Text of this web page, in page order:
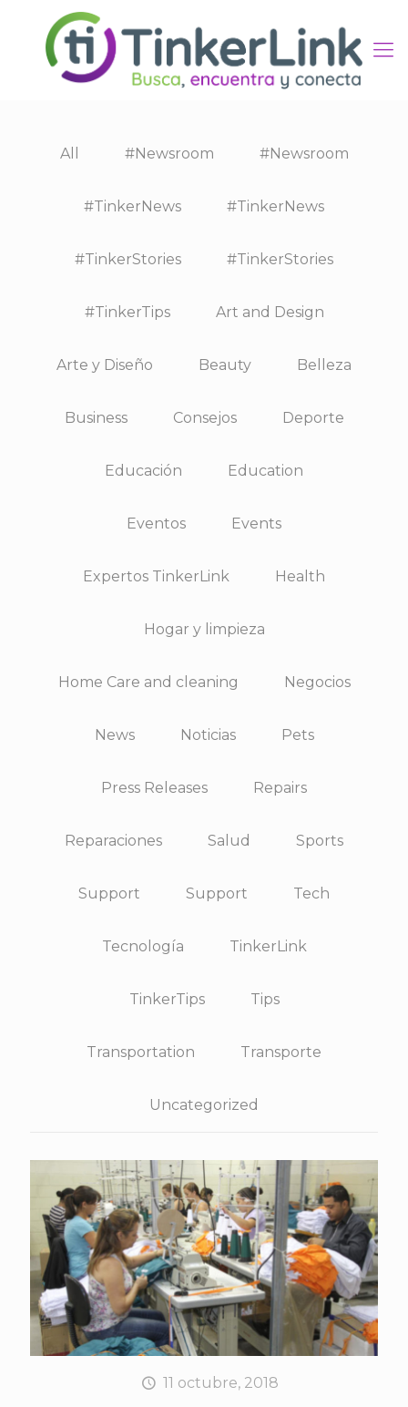
All #Newsroom #Newsroom
#TinkerNews #TinkerNews
#TinkerStories #TinkerStories
#TinkerTips Art and Design
Arte y Diseño Beauty Belleza
Business Consejos Deporte
Educación Education
Eventos Events
Expertos TinkerLink Health
Hogar y limpieza
Home Care and cleaning Negocios
News Noticias Pets
Press Releases Repairs
Reparaciones Salud Sports
Support Support Tech
Tecnología TinkerLink
TinkerTips Tips
Transportation Transporte
Uncategorized
11 octubre, 2018